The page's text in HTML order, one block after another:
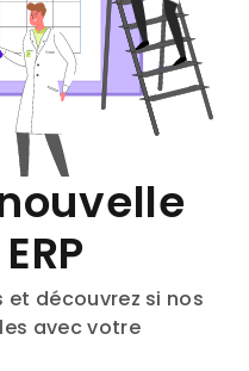
et découvrez si nos
avec votre